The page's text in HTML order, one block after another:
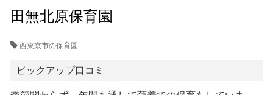
田無北原保育園
西東京市の保育園
ピックアップ口コミ